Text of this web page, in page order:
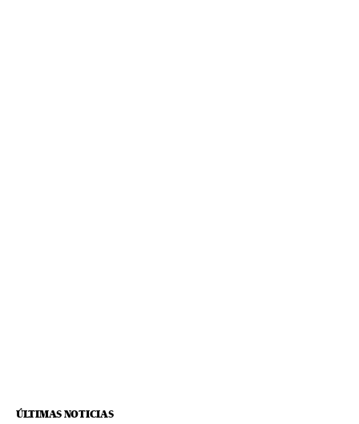
ÚLTIMAS NOTICIAS